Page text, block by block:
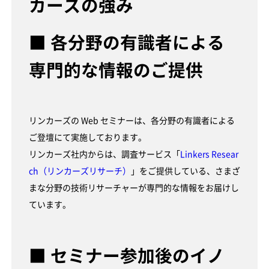
カーズの強み
■ 各分野の有識者による
専門的な情報のご提供
リンカーズの Web セミナーは、各分野の有識者による
ご登壇にて実施しております。
リンカーズ社内からは、調査サービス「
Linkers Resear
ch（リンカーズリサーチ）
」をご提供している、さまざ
まな分野の技術リサーチャーが専門的な情報をお届けし
ています。
■ セミナー参加後のイノ